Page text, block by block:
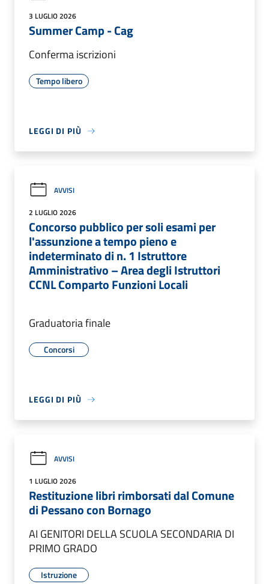
3 LUGLIO 2026
Summer Camp - Cag
Conferma iscrizioni
Tempo libero
LEGGI DI PIÙ
AVVISI
2 LUGLIO 2026
Concorso pubblico per soli esami per
l'assunzione a tempo pieno e
indeterminato di n. 1 Istruttore
Amministrativo – Area degli Istruttori
CCNL Comparto Funzioni Locali
Graduatoria finale
Concorsi
LEGGI DI PIÙ
AVVISI
1 LUGLIO 2026
Restituzione libri rimborsati dal Comune
di Pessano con Bornago
AI GENITORI DELLA SCUOLA SECONDARIA DI
PRIMO GRADO
Istruzione